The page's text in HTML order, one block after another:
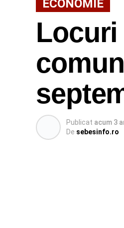
ECONOMIE
Publicat acum 3
De sebesinfo.ro